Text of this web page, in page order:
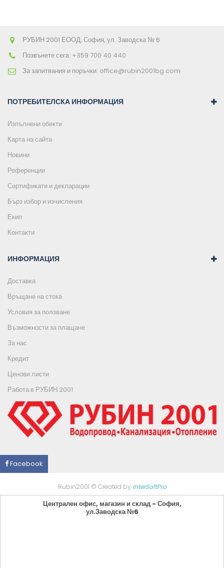
РУБИН 2001 ЕООД, София, ул. Заводска № 6
Позвънете сега: +359 700 40 440
За запитвания и поръчки: office@rubin2001bg.com
ПОТРЕБИТЕЛСКА ИНФОРМАЦИЯ
Изпълнени обекти
Карта на сайта
Новини
Референции
Сертификати и декларации
Бърз избор и изчисления
Екип
Контакти
ИНФОРМАЦИЯ
Доставка
Връщане на стока
Условия за ползване
Възможности за плащане
За нас
Кредит
Ценови листи
Работа в РУБИН 2001
Facebook
Rubin2001 © Created by InterSoftPro
Централен офис, магазин и склад - София,
ул.Заводска №6